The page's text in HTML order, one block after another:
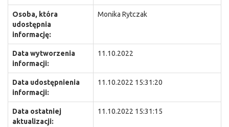
Osoba, która
udostępnia
informację:
Monika Rytczak
Data wytworzenia
informacji:
11.10.2022
Data udostępnienia
informacji:
11.10.2022 15:31:20
Data ostatniej
aktualizacji:
11.10.2022 15:31:15